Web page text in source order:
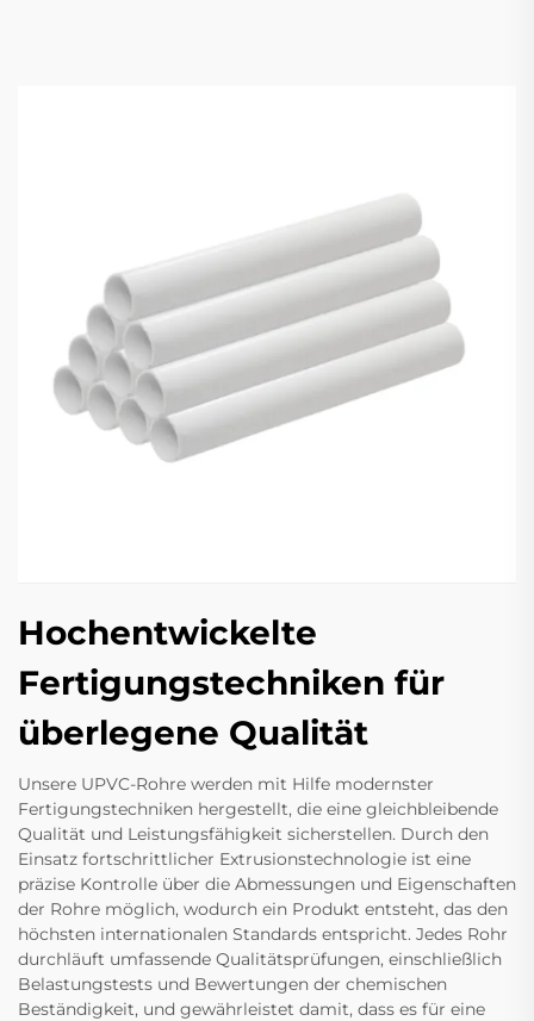
Hochentwickelte
Fertigungstechniken für
überlegene Qualität
Unsere UPVC-Rohre werden mit Hilfe modernster
Fertigungstechniken hergestellt, die eine gleichbleibende
Qualität und Leistungsfähigkeit sicherstellen. Durch den
Einsatz fortschrittlicher Extrusionstechnologie ist eine
präzise Kontrolle über die Abmessungen und Eigenschaften
der Rohre möglich, wodurch ein Produkt entsteht, das den
höchsten internationalen Standards entspricht. Jedes Rohr
durchläuft umfassende Qualitätsprüfungen, einschließlich
Belastungstests und Bewertungen der chemischen
Beständigkeit, und gewährleistet damit, dass es für eine